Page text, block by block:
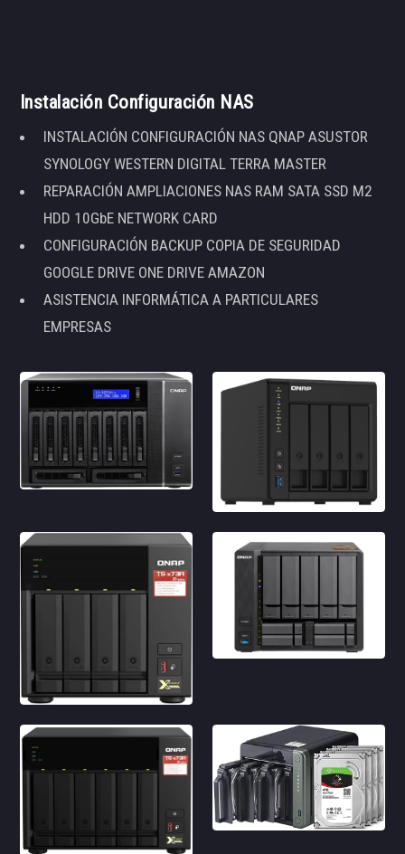
Instalación Configuración NAS
INSTALACIÓN CONFIGURACIÓN NAS QNAP ASUSTOR
SYNOLOGY WESTERN DIGITAL TERRA MASTER
REPARACIÓN AMPLIACIONES NAS RAM SATA SSD M2
HDD 10GbE NETWORK CARD
CONFIGURACIÓN BACKUP COPIA DE SEGURIDAD
GOOGLE DRIVE ONE DRIVE AMAZON
ASISTENCIA INFORMÁTICA A PARTICULARES
EMPRESAS